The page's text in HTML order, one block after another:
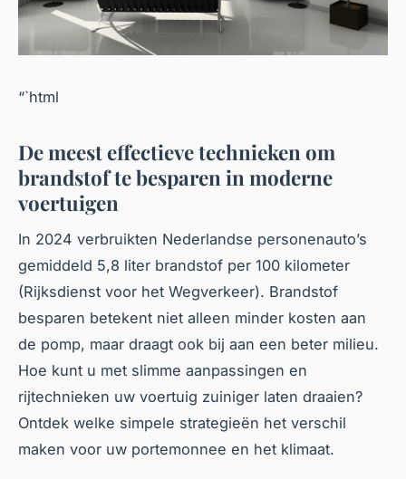
“`html
De meest effectieve technieken om
brandstof te besparen in moderne
voertuigen
In 2024 verbruikten Nederlandse personenauto’s
gemiddeld 5,8 liter brandstof per 100 kilometer
(Rijksdienst voor het Wegverkeer). Brandstof
besparen betekent niet alleen minder kosten aan
de pomp, maar draagt ook bij aan een beter milieu.
Hoe kunt u met slimme aanpassingen en
rijtechnieken uw voertuig zuiniger laten draaien?
Ontdek welke simpele strategieën het verschil
maken voor uw portemonnee en het klimaat.